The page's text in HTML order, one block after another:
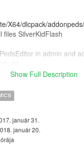
X64/dlcpack/
files SilverKidFlash
in admin and
want , ig_bankman for
cdimages/
Show Full Description
január 31.
január 20.